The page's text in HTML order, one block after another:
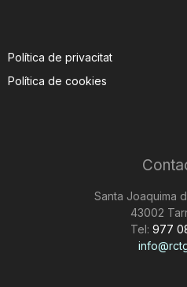
Política de privacitat
Política de cookies
Santa Joaquima
43002
Tel: 977